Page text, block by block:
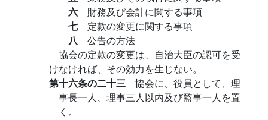
六 財務及び会計に関する事項
七 定款の変更に関する事項
八 公告の方法
協会の定款の変更は、自治大臣の認可を受
けなければ、その効力を生じない。
第十六条の二十三 協会に、役員として、理
事長一人、理事三人以内及び監事一人を置
く。